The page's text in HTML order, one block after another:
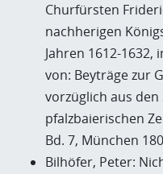
Churfürsten
nachherigen
Jahren 1612-1632,
von: Beyträge zur
vorzüglich aus den
pfalzbaierischen
Bd. 7, München
Bilhöfer, Peter: